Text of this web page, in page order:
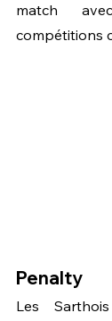
match
compétitions
Penalty
Les